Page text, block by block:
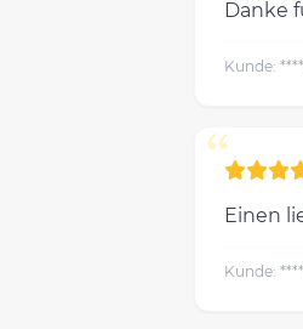
Danke
Kunde:
“
Einen
Kunde: